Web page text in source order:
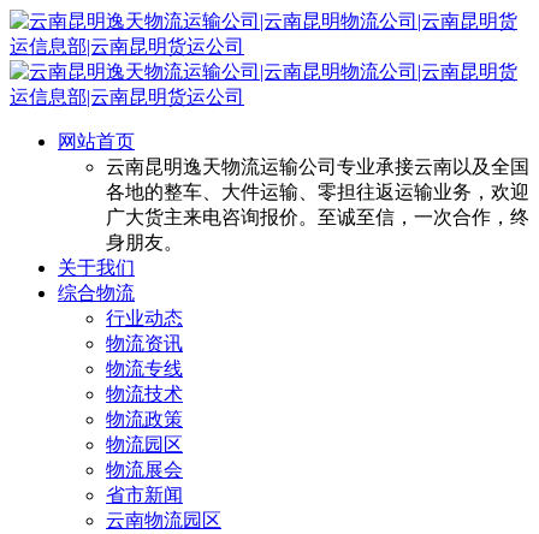
网站首页
云南昆明逸天物流运输公司专业承接云南以及全国
各地的整车、大件运输、零担往返运输业务，欢迎
广大货主来电咨询报价。至诚至信，一次合作，终
身朋友。
关于我们
综合物流
行业动态
物流资讯
物流专线
物流技术
物流政策
物流园区
物流展会
省市新闻
云南物流园区